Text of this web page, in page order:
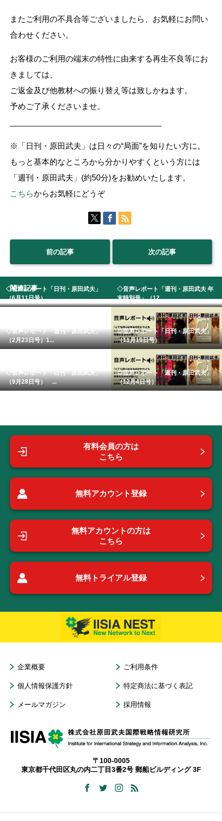
またご利用の不具合等ございましたら、お気軽にお問い
合わせください。
お客様のご利用の端末の特性に由来する再生不良等にお
きましては、
ご返金及び他教材への振り替え等は致しかねます。
予めご了承くださいませ。
※「日刊・原田武夫」は日々の“局面”を知りたい方に。
もっと基本的なところから分かりやすくという方には
「週刊・原田武夫」(約50分)をお勧めいたします。
こちらからお気軽にどうぞ
前の記事 次の記事
関連記事
◇音声レポート「日刊・原田武夫」
（6月11日号） ...
◇音声レポート「週刊・原田武夫 年
末特別号」（12...
◇音声レポート「週刊・原田武夫」
（2月23日号）1...
◇音声レポート「日刊・原田武夫」
（11月19日号）
◇音声レポート「日刊・原田武夫」
（9月28日号） ...
◇音声レポート「週刊・原田武夫」
（12月4日号）
有料会員の方は
こちら
無料アカウント登録
無料アカウントの方は
こちら
無料トライアル登録
企業概要 ご利用条件
個人情報保護方針 特定商法に基づく表記
メールマガジン 採用情報
〒100-0005
東京都千代田区丸の内二丁目3番2号 郵船ビルディング 3F